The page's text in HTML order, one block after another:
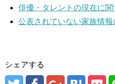
俳優・タレントの現在に
公表されていない家族情報
シェアする